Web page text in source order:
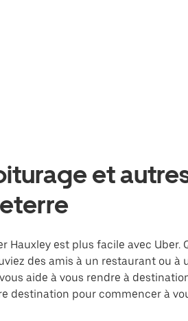
et
Hauxley est plus facile avec Uber.
des amis à un restaurant ou
aide à vous rendre à
destination pour commencer à